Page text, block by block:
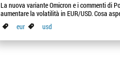
La nuova variante Omicron e i commenti di
aumentare la volatilità in EUR/USD. Cosa
eur
usd